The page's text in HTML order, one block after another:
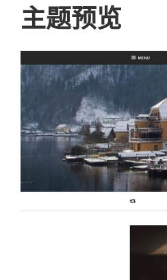
主题预览